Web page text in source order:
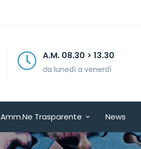
A.M. 08.30 > 13.30
da lunedì a venerdì
Amm.ne Trasparente News